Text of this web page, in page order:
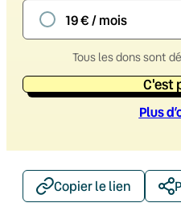
19 € / mois
Tous les dons sont
C'est
Plus
Copier le lien